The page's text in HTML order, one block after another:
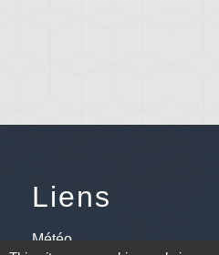
Liens
Météo